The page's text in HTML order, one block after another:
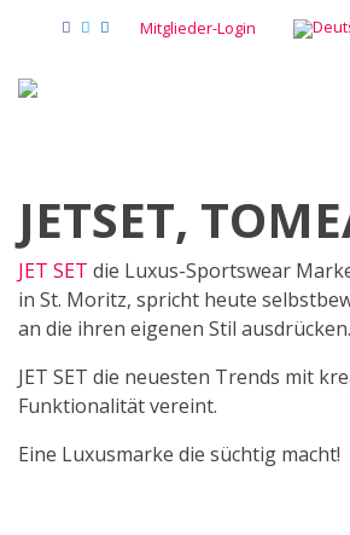
Mitglieder-Login
JETSET,
JET SET die Luxus-Sportswear
in St. Moritz, spricht heute
an die ihren eigenen Stil ausdrücken.
JET SET die neuesten Trends mit
Funktionalität vereint.
Eine Luxusmarke die süchtig macht!